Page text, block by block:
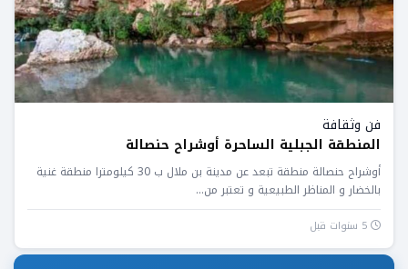
فن وثقافة
المنطقة الجبلية الساحرة أوشراح حنصالة
أوشراح حنصالة منطقة تبعد عن مدينة بن ملال ب 30 كيلومترا منطقة غنية
بالخضار و المناظر الطبيعية و تعتبر من...